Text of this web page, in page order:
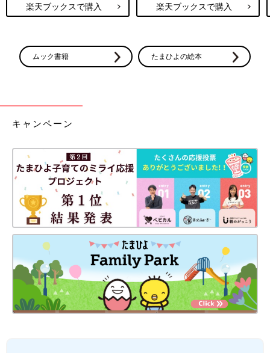
楽天ブックスで購入 楽天ブックスで購入
ムック書籍 たまひよの絵本
キャンペーン